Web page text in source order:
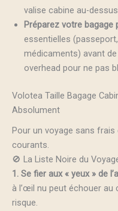
valise cabine au-
Préparez votre bagage
essentielles
médicaments) avant
overhead pour ne pas
Volotea Taille Bagage
Absolument
Pour un voyage sans
courants.
🚫 La Liste Noire du
1. Se fier aux « yeux » de
à l’œil nu peut échouer au
risque.